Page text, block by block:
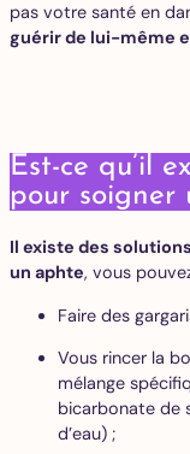
pas votre santé en
guérir de lui-même
Est-ce qu’il
pour soigner
Il existe des
un aphte, vous
Faire des
Vous rincer la
mélange
bicarbonate de
d’eau) ;